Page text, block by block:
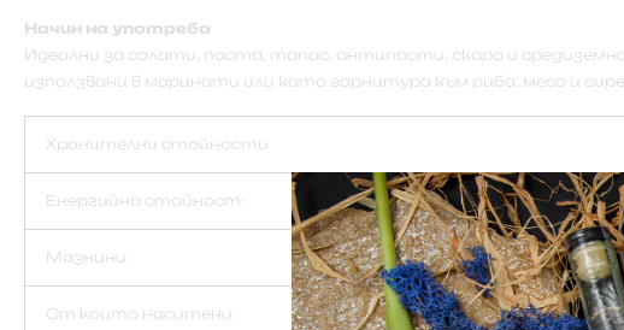
Начин на употреба
Идеални за салати, паста, тапас, антипасти, скара и
използвани в маринати или като гарнитура към риба, месо и
Хранителни стойности
Енергийна стойност:
Мазнини:
От които наситени: